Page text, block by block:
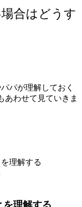
合はどうす
パが理解しておく
あわせて見ていきま
理解する
を理解する